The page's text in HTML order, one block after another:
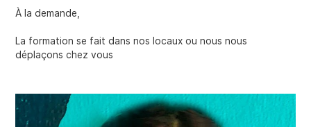
À la demande,
La formation se fait dans nos locaux ou nous nous
déplaçons chez vous